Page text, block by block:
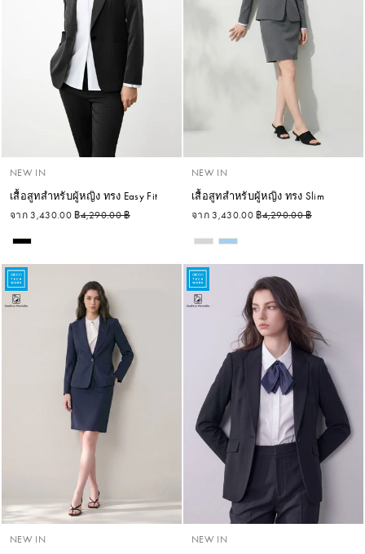
NEW IN
เสื้อสูทสำหรับผู้หญิง ทรง Easy Fit
จาก 3,430.00 ฿ราคาปกติ
4,290.00 ฿
NEW IN
เสื้อสูทสำหรับผู้หญิง ทรง Slim
จาก 3,430.00 ฿ราคาปกติ
4,290.00 ฿
NEW IN NEW IN